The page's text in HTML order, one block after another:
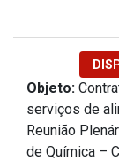
Objeto:
serviços de
Reunião
de Química –